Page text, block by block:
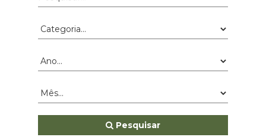
Pesquisar